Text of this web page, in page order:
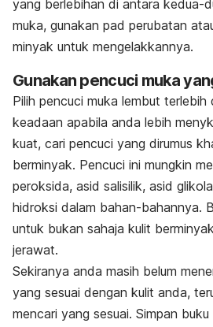
yang berlebihan di antara kedua-
muka, gunakan pad perubatan
minyak untuk mengelakkannya.
Gunakan pencuci muka
Pilih pencuci muka lembut terlebih
keadaan apabila anda lebih
kuat, cari pencuci yang dirumus
berminyak. Pencuci ini mungkin
peroksida, asid salisilik, asid
hidroksi dalam bahan-bahannya.
untuk bukan sahaja kulit
jerawat.
Sekiranya anda masih belum
yang sesuai dengan kulit anda,
mencari yang sesuai. Simpan